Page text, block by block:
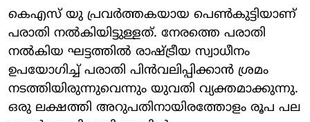
കെഎസ് യു പ്രവര്‍ത്തകയായ പെണ്‍കുട്ടിയാണ്
പരാതി നല്‍കിയിട്ടുള്ളത്. നേരത്തെ പരാതി
നല്‍കിയ ഘട്ടത്തില്‍ രാഷ്ട്രീയ സ്വാധീനം
ഉപയോഗിച്ച് പരാതി പിന്‍വലിപ്പിക്കാന്‍ ശ്രമം
നടത്തിയിരുന്നുവെന്നും യുവതി വ്യക്തമാക്കുന്നു.
ഒരു ലക്ഷത്തി അറുപതിനായിരത്തോളം രൂപ പല